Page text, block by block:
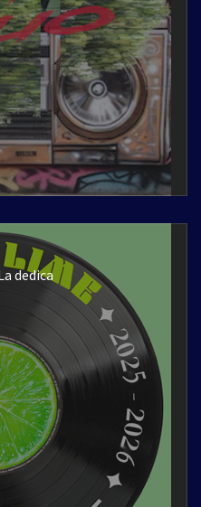
dedica